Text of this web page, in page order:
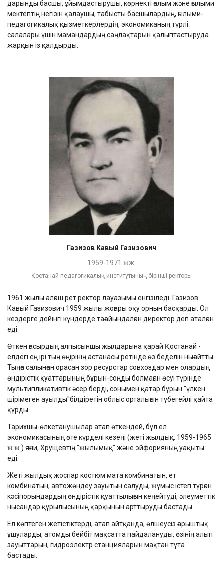
дарынды басшы, ұйымдастырушы, көрнекті ғалым және ғылыми
мектептің негізін қалаушы, табысты басшылардың, ғылыми-
педагогикалық қызметкерлердің, экономиканың түрлі
салалары үшін мамандардың саңлақтарын қалыптастыруда
жарқын із қалдырды.
Газизов Кавый Газизович
1959-1971 жж.
Қостанай педагогикалық институтының бірінші ректоры
1961 жылы алғаш рет ректор лауазымы енгізіледі. Газизов
Кавый Газизович 1959 жылы жоғары оқу орнын басқарды. Ол
кездерге дейінгі күндерде тағайындалған директор деп аталған
еді.
Өткен ғасырдың алпысыншы жылдарына қарай Қостанай -
елдегі ең ірі тың өңірінің астанасы ретінде өз беделін нығайтты.
Тыңға салынған орасан зор ресурстар совхоздар мен олардың
өндірістік қуаттарының бұрын-соңды болмаған өсуі түрінде
мультипликативтік әсер берді, сонымен қатар бұрын "үлкен
шірімеген ауылды"білдіретін облыс орталығын түбегейлі қайта
құрды.
Тарихшы-өлкетанушылар атап өткендей, бұл ел
экономикасының өте күрделі кезеңі (жеті жылдық: 1959-1965
ж.ж.) яғни, Хрущевтің "жылымық" және эйфорияның уақыты
еді.
Жеті жылдық жоспар костюм мата комбинатын, ет
комбинатын, автожөндеу зауытын салуды, жұмыс істеп тұрған
кәсіпорындардың өндірістік қуаттылығын кеңейтуді, әлеуметтік
нысандар құрылысының қарқынын арттыруды бастады.
Ел көптеген жетістіктерді, атап айтқанда, өлшеусіз ғарыштық
ұшуларды, атомды бейбіт мақсатта пайдалануды, өзінің алып
зауыттарын, гидроэлектр станцияларын мақтан тұта
бастады.